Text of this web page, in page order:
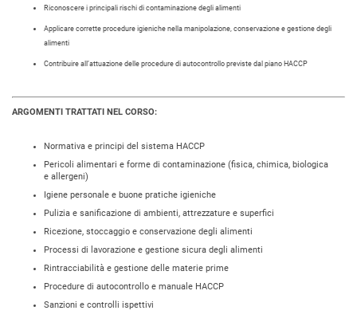
Riconoscere i principali rischi di contaminazione degli alimenti
Applicare corrette procedure igieniche nella manipolazione, conservazione e gestione degli
alimenti
Contribuire all’attuazione delle procedure di autocontrollo previste dal piano HACCP
ARGOMENTI TRATTATI NEL CORSO:
Normativa e principi del sistema HACCP
Pericoli alimentari e forme di contaminazione (fisica, chimica, biologica
e allergeni)
Igiene personale e buone pratiche igieniche
Pulizia e sanificazione di ambienti, attrezzature e superfici
Ricezione, stoccaggio e conservazione degli alimenti
Processi di lavorazione e gestione sicura degli alimenti
Rintracciabilità e gestione delle materie prime
Procedure di autocontrollo e manuale HACCP
Sanzioni e controlli ispettivi